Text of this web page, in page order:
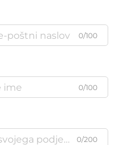
0/100
0/100
0/200